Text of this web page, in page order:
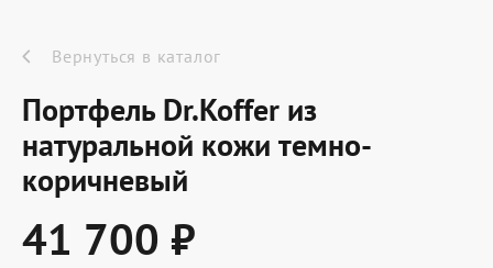
Новинки
Акции
Вернуться в каталог
Портфель Dr.Koffer из
натуральной кожи темно-
коричневый
41 700 ₽